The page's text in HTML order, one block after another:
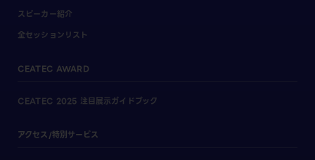
スピーカー紹介
全セッションリスト
CEATEC AWARD
CEATEC 2025 注目展示ガイドブック
アクセス/特別サービス